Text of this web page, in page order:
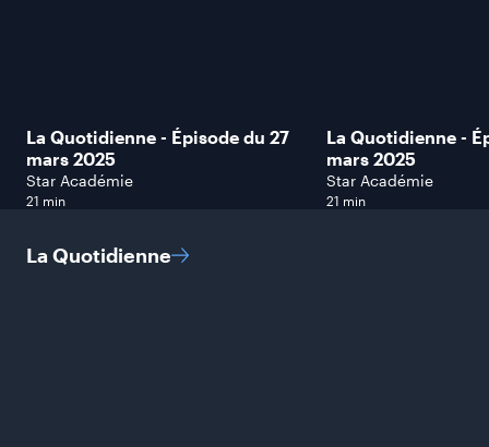
La Quotidienne - Épisode du 27
mars 2025
Star Académie
21 min
La Quotidienne -
mars 2025
Star Académie
21 min
La Quotidienne